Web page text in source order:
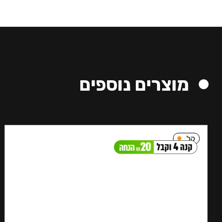
מוצרים נוספים
קל